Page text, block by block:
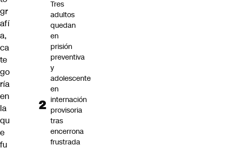
gr
afí
a,
ca
te
go
ría
en
la
qu
e
fu
Tres
adultos
quedan
en
prisión
preventiva
y
adolescente
en
internación
provisoria
tras
encerrona
frustrada